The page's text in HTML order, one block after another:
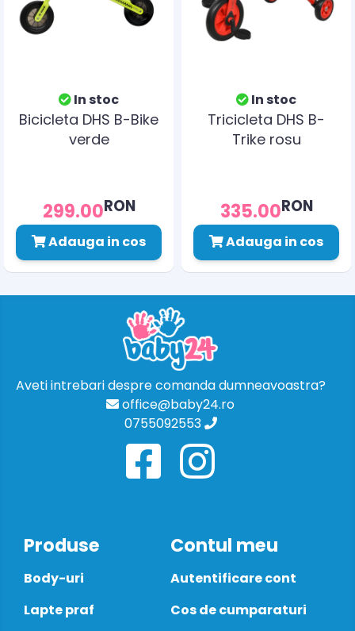
In stoc
Bicicleta DHS B-Bike
verde
299.00RON
Adauga in cos
In stoc
Tricicleta DHS B-
Trike rosu
335.00RON
Adauga in cos
Aveti intrebari despre comanda dumneavoastra?
office@baby24.ro
0755092553
Produse
Body-uri
Lapte praf
Contul meu
Autentificare cont
Cos de cumparaturi